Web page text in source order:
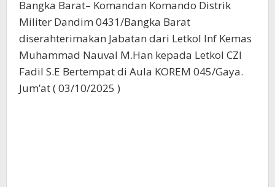
Bangka Barat– Komandan Komando Distrik
Militer Dandim 0431/Bangka Barat
diserahterimakan Jabatan dari Letkol Inf Kemas
Muhammad Nauval M.Han kepada Letkol CZI
Fadil S.E Bertempat di Aula KOREM 045/Gaya.
Jum’at ( 03/10/2025 )